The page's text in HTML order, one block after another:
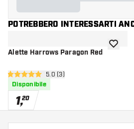
POTREBBERO INTERESSARTI
Alette Harrows Paragon Red
apri pannello recensioni
5 stelle di valutazione
5.0 (3)
Disponibile
1,20